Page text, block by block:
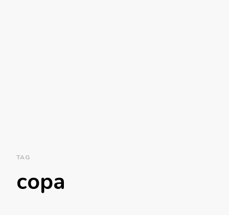
TAG
copa